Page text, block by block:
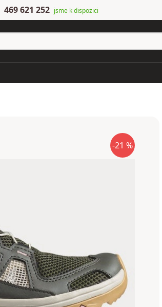
469 621 252 jsme k dispozici
-21 %